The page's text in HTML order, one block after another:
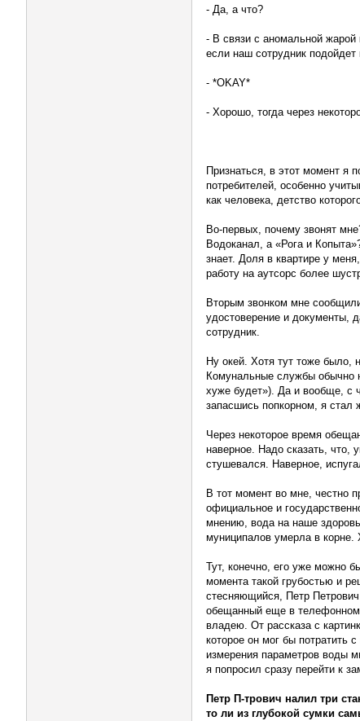
- Да, а что?
- В связи с аномальной жарой
если наш сотрудник подойдет
- *OKAY*
- Хорошо, тогда через
Признаться, в этот момент я
потребителей, особенно
как человека, детство
Во-первых, почему звонят
Водоканал, а «Рога и
знает. Доля в квартире у
работу на аутсорс более
Вторым звонком мне
удостоверение и документы,
сотрудник.
Ну окей. Хотя тут тоже было,
Комунальные службы обычно
хуже будет»). Да и вообще, с
запасшись попкорном, я стал
Через некоторое время
наверное. Надо сказать, что,
стушевался. Наверное,
В тот момент во мне, честно
официальное и
мнению, вода на наше
муниципалов умерла в корне.
Тут, конечно, его уже можно
момента такой грубостью и
стесняющийся, Петр
обещанный еще в телефонном
владею. От рассказа с
которое он мог бы потратить
измерения параметров воды
я попросил сразу перейти к
Петр П-трович налил три
то ли из глубокой сумки